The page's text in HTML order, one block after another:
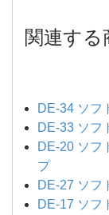
関連する
DE-34 ソ
DE-33 ソ
DE-20 ソフ
プ
DE-27 ソフ
DE-17 ソフ